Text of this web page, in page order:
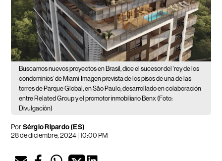
Buscamos nuevos proyectos en Brasil, dice el sucesor del ‘rey de los
condominios’ de Miami Imagen prevista de los pisos de una de las
torres de Parque Global, en São Paulo, desarrollado en colaboración
entre Related Group y el promotor inmobiliario Benx (Foto:
Divulgación)
PorSérgio Ripardo (ES)
28 de diciembre, 2024 | 10:00 PM